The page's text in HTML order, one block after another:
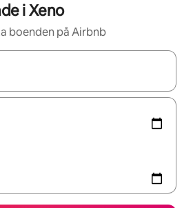
i Xeno
boenden på Airbnb
kan du navigera med upp- och